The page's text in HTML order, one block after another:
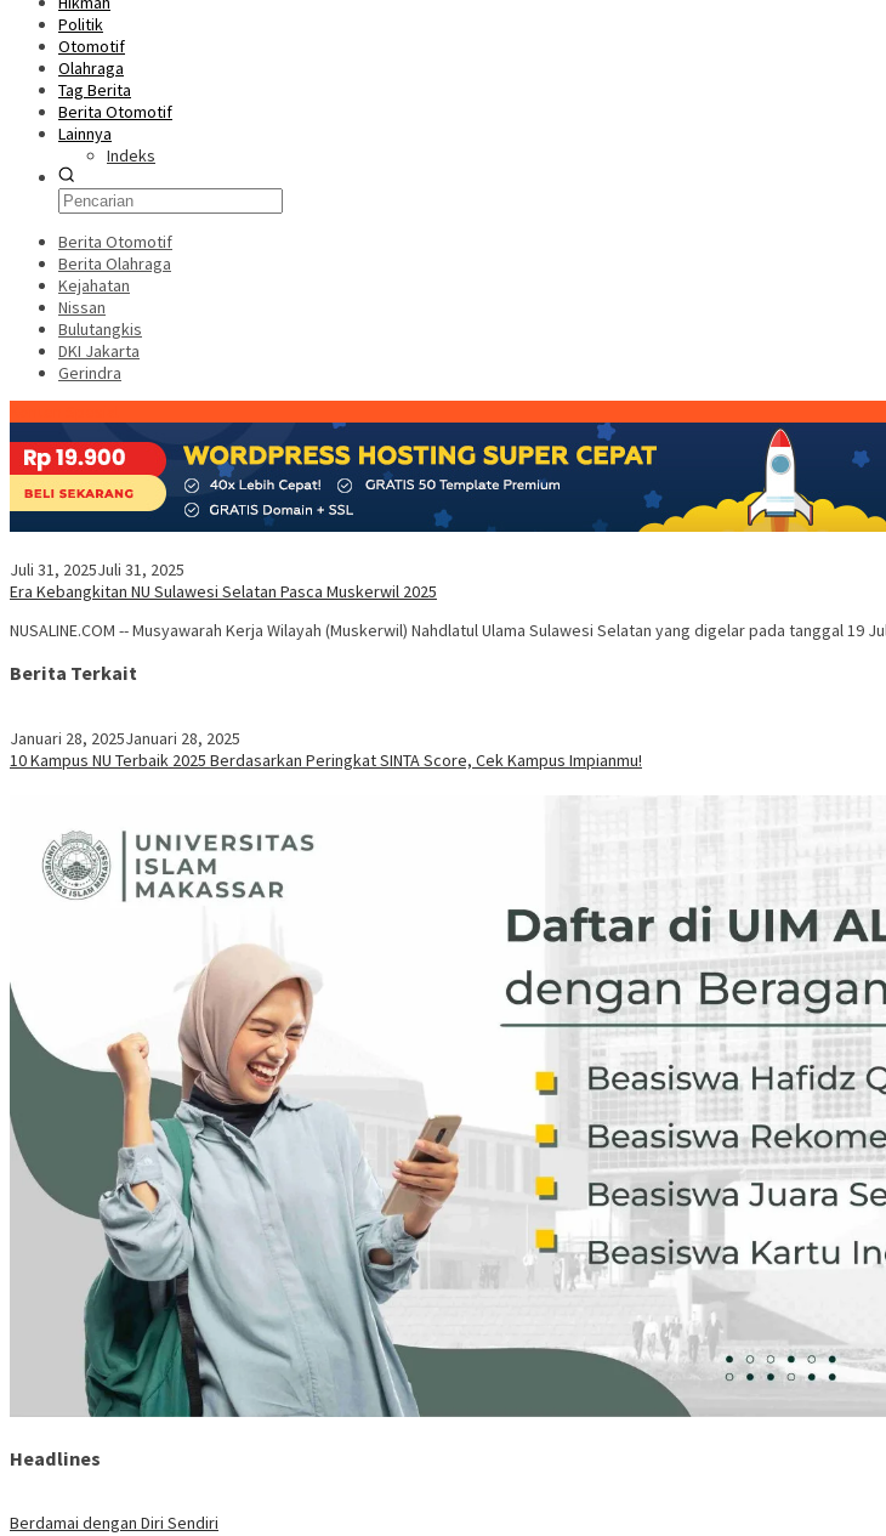
Politik
Otomotif
Olahraga
Tag Berita
Berita Otomotif
Lainnya
Indeks
Berita Otomotif
Berita Olahraga
Kejahatan
Nissan
Bulutangkis
DKI Jakarta
Gerindra
Juli 31, 2025Juli 31, 2025
Era Kebangkitan NU Sulawesi Selatan Pasca Muskerwil 2025
NUSALINE.COM -- Musyawarah Kerja Wilayah (Muskerwil) Nahdlatul Ulama Sulawesi Selatan yang digelar pada tanggal 19
Berita Terkait
Januari 28, 2025Januari 28, 2025
10 Kampus NU Terbaik 2025 Berdasarkan Peringkat SINTA Score, Cek Kampus Impianmu!
Headlines
Berdamai dengan Diri Sendiri